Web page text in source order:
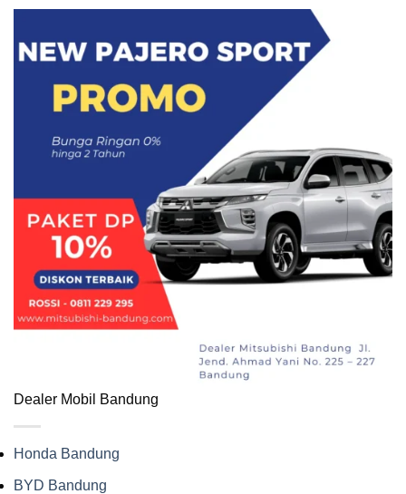
Dealer Mobil Bandung
Honda Bandung
BYD Bandung